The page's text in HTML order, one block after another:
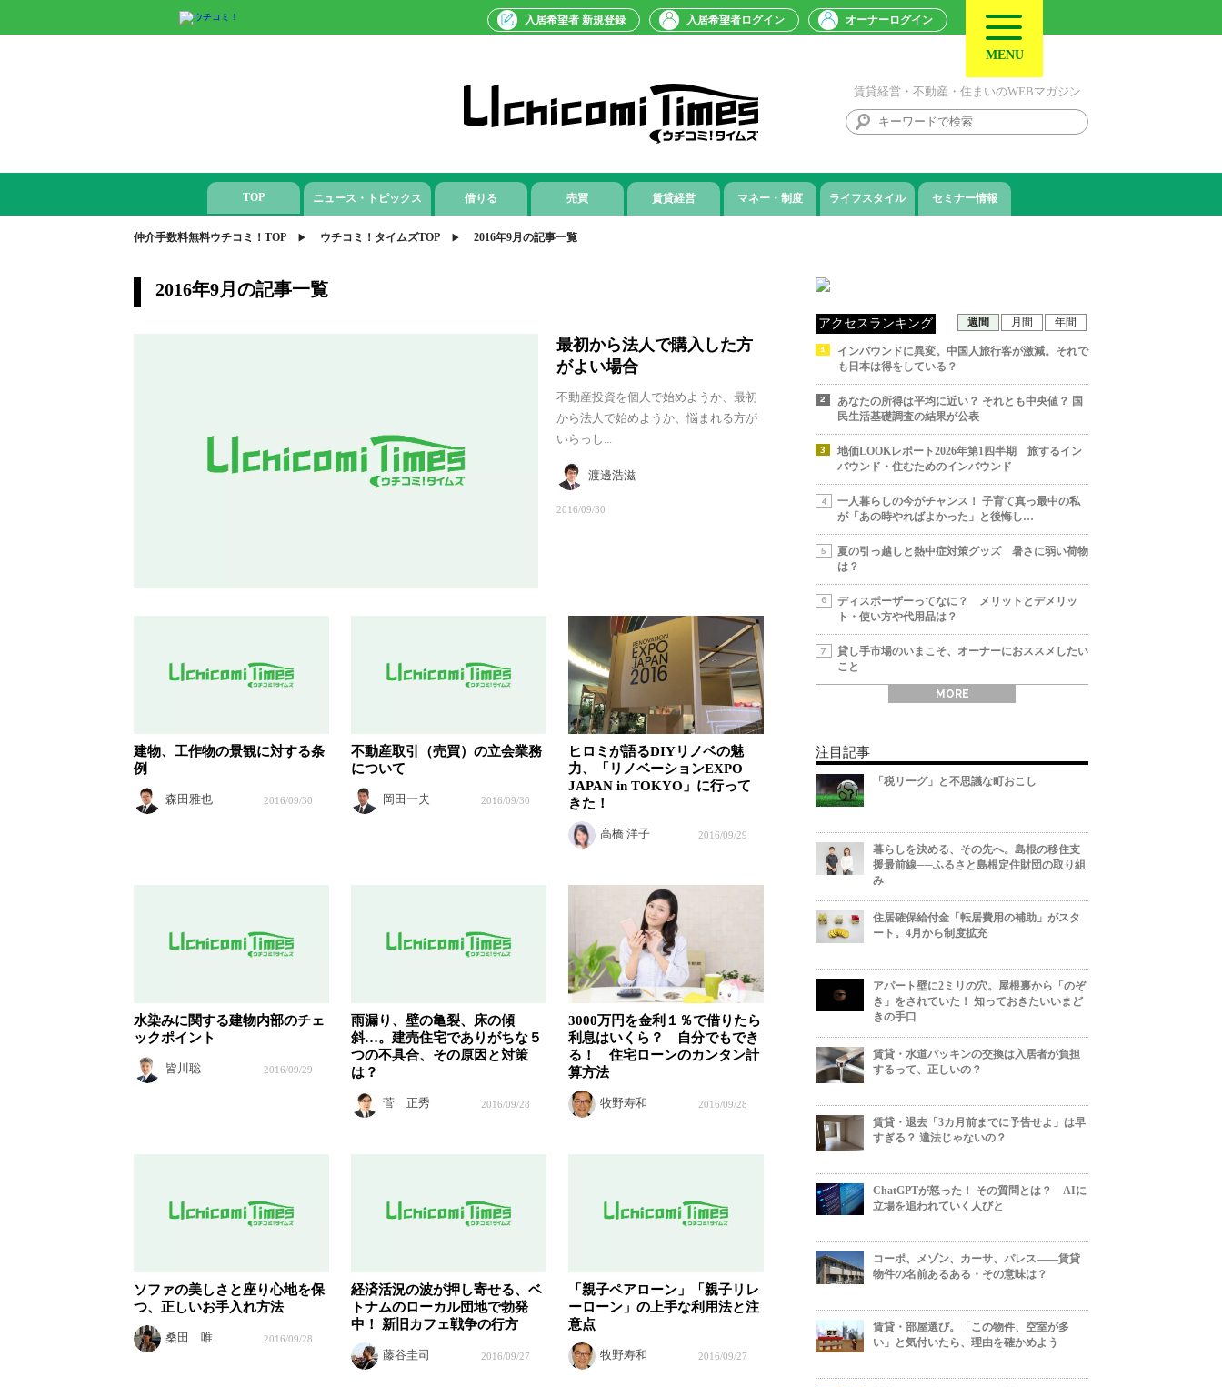
賃貸経営・不動産・住まいのWEBマガジン
TOP ニュース・トピックス 借りる 売買 賃貸経営 マネー・制度 ライフスタイル セミナー情報
仲介手数料無料ウチコミ！TOP ウチコミ！タイムズTOP 2016年9月の記事一覧
2016年9月の記事一覧
最初から法人で購入した方
がよい場合
不動産投資を個人で始めようか、最初
から法人で始めようか、悩まれる方が
いらっし...
渡邊浩滋
2016/09/30
建物、工作物の景観に対する条
例
森田雅也 2016/09/30
不動産取引（売買）の立会業務
について
岡田一夫 2016/09/30
ヒロミが語るDIYリノベの魅
力、「リノベーションEXPO
JAPAN in TOKYO」に行って
きた！
高橋 洋子 2016/09/29
水染みに関する建物内部のチェ
ックポイント
皆川聡 2016/09/29
雨漏り、壁の亀裂、床の傾
斜…。建売住宅でありがちな５
つの不具合、その原因と対策
は？
菅 正秀 2016/09/28
3000万円を金利１％で借りたら
利息はいくら？ 自分でもでき
る！ 住宅ローンのカンタン計
算方法
牧野寿和 2016/09/28
ソファの美しさと座り心地を保
つ、正しいお手入れ方法
桑田 唯 2016/09/28
経済活況の波が押し寄せる、ベ
トナムのローカル団地で勃発
中！ 新旧カフェ戦争の行方
藤谷圭司 2016/09/27
「親子ペアローン」「親子リレ
ーローン」の上手な利用法と注
意点
牧野寿和 2016/09/27
アクセスランキング 週間 月間 年間
インバウンドに異変。中国人旅行客が激減。それで
も日本は得をしている？
あなたの所得は平均に近い？ それとも中央値？ 国
民生活基礎調査の結果が公表
地価LOOKレポート2026年第1四半期 旅するイン
バウンド・住むためのインバウンド
一人暮らしの今がチャンス！ 子育て真っ最中の私
が「あの時やればよかった」と後悔し…
夏の引っ越しと熱中症対策グッズ 暑さに弱い荷物
は？
ディスポーザーってなに？ メリットとデメリッ
ト・使い方や代用品は？
貸し手市場のいまこそ、オーナーにおススメしたい
こと
MORE
注目記事
「税リーグ」と不思議な町おこし
暮らしを決める、その先へ。島根の移住支
援最前線──ふるさと島根定住財団の取り組
み
住居確保給付金「転居費用の補助」がスタ
ート。4月から制度拡充
アパート壁に2ミリの穴。屋根裏から「のぞ
き」をされていた！ 知っておきたいいまど
きの手口
賃貸・水道パッキンの交換は入居者が負担
するって、正しいの？
賃貸・退去「3カ月前までに予告せよ」は早
すぎる？ 違法じゃないの？
ChatGPTが怒った！ その質問とは？ AIに
立場を追われていく人びと
コーポ、メゾン、カーサ、パレス――賃貸
物件の名前あるある・その意味は？
賃貸・部屋選び。「この物件、空室が多
い」と気付いたら、理由を確かめよう
入居希望者 新規登録 入居希望者ログイン オーナーログイン
MENU